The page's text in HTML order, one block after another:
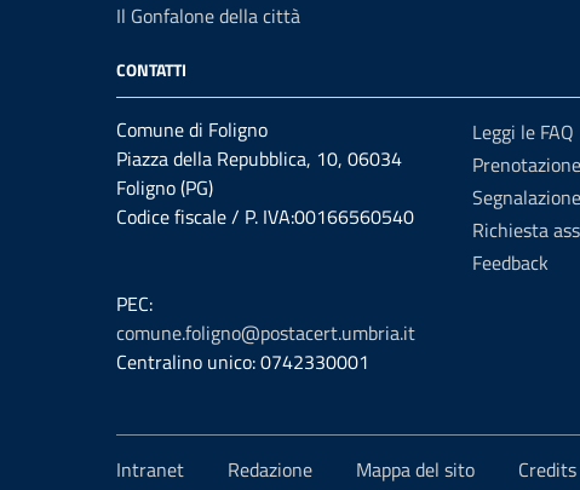
Il Gonfalone della città
CONTATTI
Comune di Foligno
Piazza della Repubblica, 10, 06034
Foligno (PG)
Codice fiscale / P. IVA:00166560540
PEC:
comune.foligno@postacert.umbria.it
Centralino unico: 0742330001
Leggi le FAQ
Richiesta
Feedback
Intranet Redazione Mappa del sito Credits